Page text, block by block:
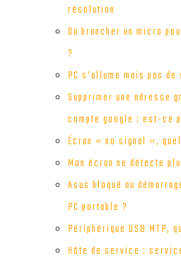
résolution
Où brancher un micro
?
PC s’allume mais pas
Supprimer une adresse
compte google : est-ce
Écran « no signal »,
Mon écran ne détecte
Asus bloqué au
PC portable ?
Périphérique USB MTP,
Hôte de service :